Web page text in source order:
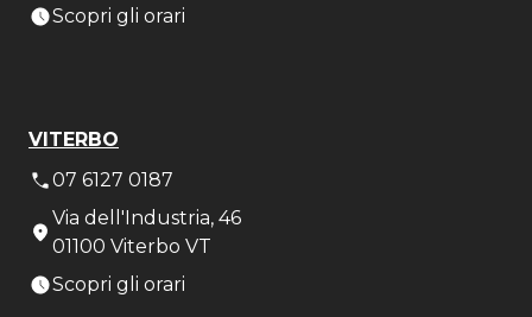
Scopri gli orari
VITERBO
07 6127 0187
Via dell'Industria, 46
01100 Viterbo VT
Scopri gli orari